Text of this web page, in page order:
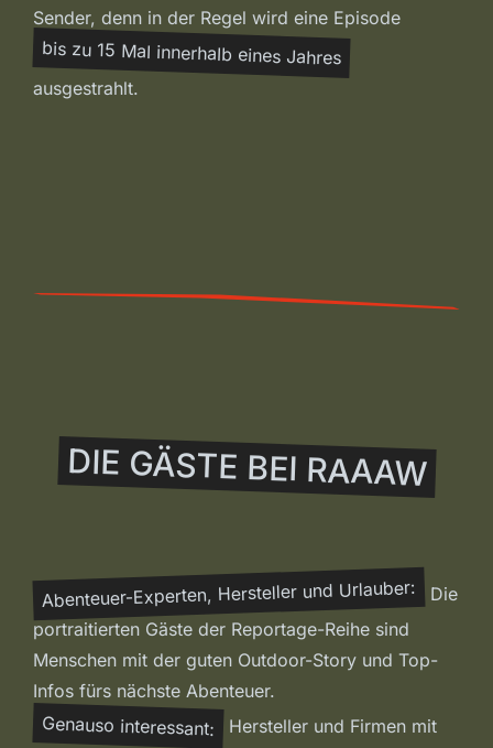
Sender, denn in der Regel wird eine Episode
bis zu 15 Mal innerhalb eines Jahres
ausgestrahlt.
DIE GÄSTE BEI RAAAW
Abenteuer-Experten, Hersteller und Urlauber:
Die
portraitierten Gäste der Reportage-Reihe sind
Menschen mit der guten Outdoor-Story und Top-
Infos fürs nächste Abenteuer.
Genauso interessant:
Hersteller und Firmen mit